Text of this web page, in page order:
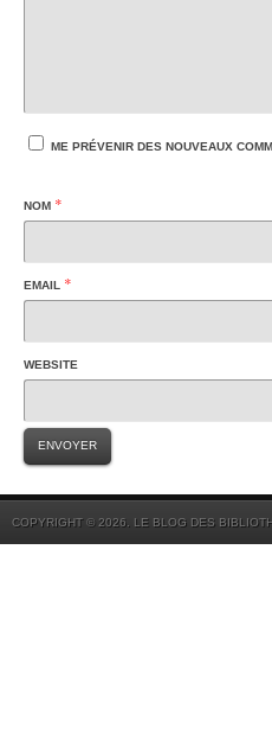
ME PRÉVENIR DES NOUVEAUX
NOM *
EMAIL *
WEBSITE
COPYRIGHT © 2026. LE BLOG DES